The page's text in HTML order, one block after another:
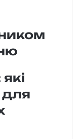
для